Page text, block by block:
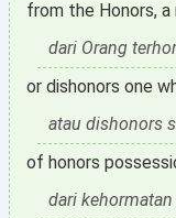
from the Honors,
dari Orang
or dishonors one
atau dishonors
of honors
dari